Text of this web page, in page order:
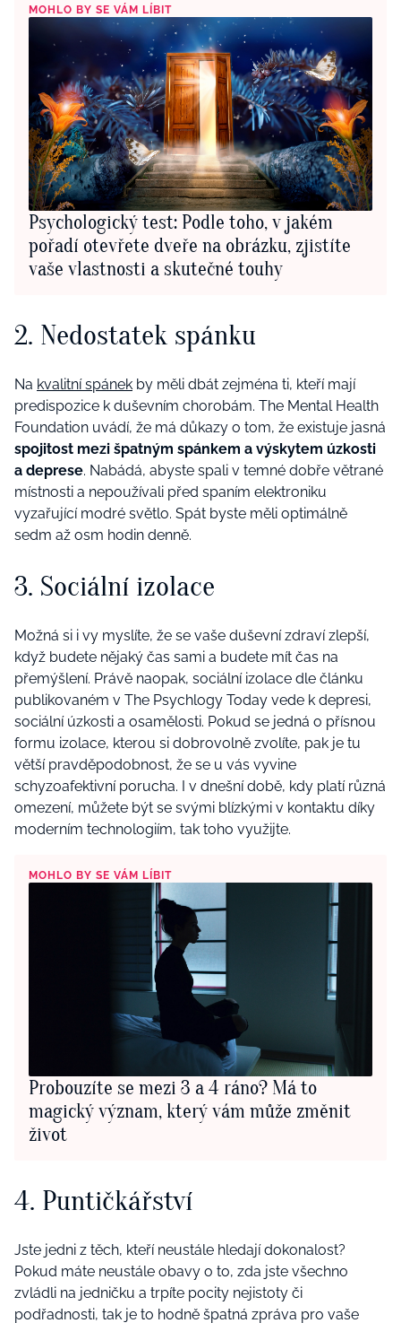
MOHLO BY SE VÁM LÍBIT
Psychologický test: Podle toho, v jakém
pořadí otevřete dveře na obrázku, zjistíte
vaše vlastnosti a skutečné touhy
2. Nedostatek spánku
Na kvalitní spánek by měli dbát zejména ti, kteří mají
predispozice k duševním chorobám. The Mental Health
Foundation uvádí, že má důkazy o tom, že existuje jasná
spojitost mezi špatným spánkem a výskytem úzkosti
a deprese. Nabádá, abyste spali v temné dobře větrané
místnosti a nepoužívali před spaním elektroniku
vyzařující modré světlo. Spát byste měli optimálně
sedm až osm hodin denně.
3. Sociální izolace
Možná si i vy myslíte, že se vaše duševní zdraví zlepší,
když budete nějaký čas sami a budete mít čas na
přemýšlení. Právě naopak, sociální izolace dle článku
publikovaném v The Psychlogy Today vede k depresi,
sociální úzkosti a osamělosti. Pokud se jedná o přísnou
formu izolace, kterou si dobrovolně zvolíte, pak je tu
větší pravděpodobnost, že se u vás vyvine
schyzoafektivní porucha. I v dnešní době, kdy platí různá
omezení, můžete být se svými blízkými v kontaktu díky
moderním technologiím, tak toho využijte.
MOHLO BY SE VÁM LÍBIT
Probouzíte se mezi 3 a 4 ráno? Má to
magický význam, který vám může změnit
život
4. Puntičkářství
Jste jedni z těch, kteří neustále hledají dokonalost?
Pokud máte neustále obavy o to, zda jste všechno
zvládli na jedničku a trpíte pocity nejistoty či
podřadnosti, tak je to hodně špatná zpráva pro vaše